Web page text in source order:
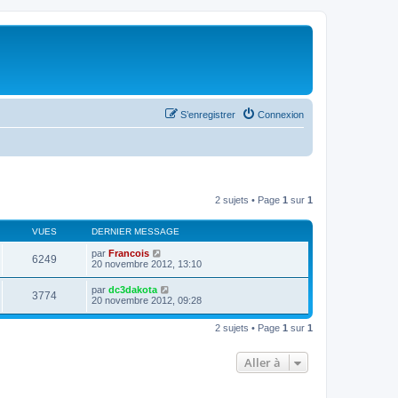
Connexion
S’enregistrer
2 sujets • Page 1 sur 1
VUES DERNIER MESSAGE
6249 par Francois
20 novembre 2012, 13:10
3774 par dc3dakota
20 novembre 2012, 09:28
2 sujets • Page 1 sur 1
Aller à